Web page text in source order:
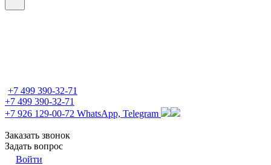
+7 499 390-32-71
+7 499 390-32-71
+7 926 129-00-72 WhatsApp, Telegram
Заказать звонок
Задать вопрос
Войти